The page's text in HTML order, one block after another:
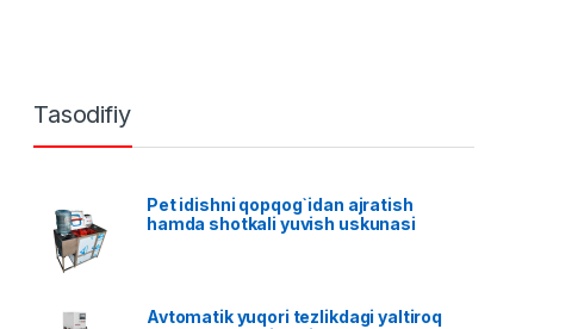
Tasodifiy
Pet idishni qopqog`idan ajratish
hamda shotkali yuvish uskunasi
Avtomatik yuqori tezlikdagi yaltiroq